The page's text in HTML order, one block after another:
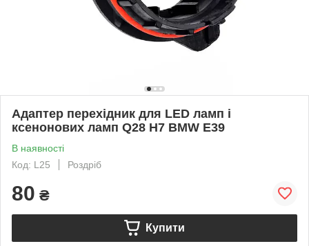
Адаптер перехідник для LED ламп і
ксенонових ламп Q28 Н7 BMW E39
В наявності
Код: L25
Роздріб
80 ₴
Купити